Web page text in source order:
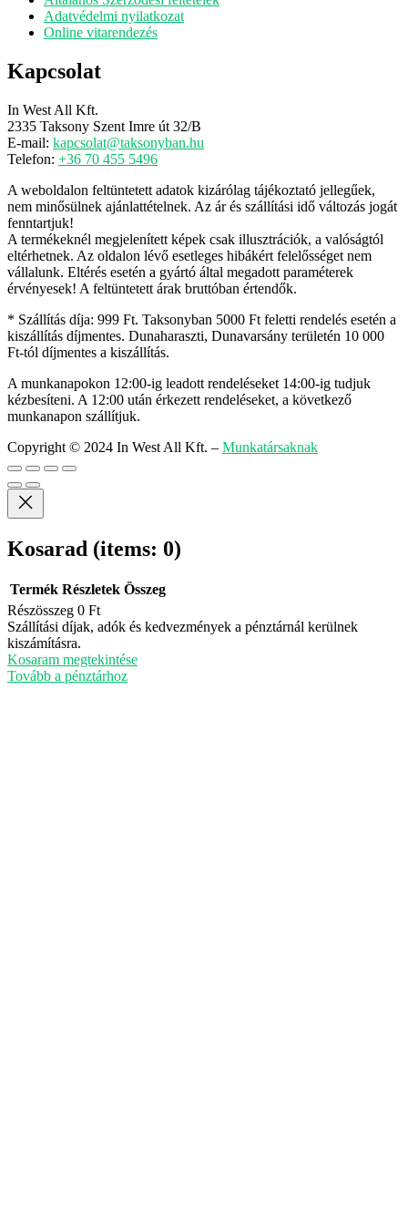
Adatvédelmi nyilatkozat
Online vitarendezés
Kapcsolat
In West All Kft.
2335 Taksony Szent Imre út 32/B
E-mail: kapcsolat@taksonyban.hu
Telefon: +36 70 455 5496
A weboldalon feltüntetett adatok kizárólag tájékoztató jellegűek,
nem minősülnek ajánlattételnek. Az ár és szállítási idő változás jogát
fenntartjuk!
A termékeknél megjelenített képek csak illusztrációk, a valóságtól
eltérhetnek. Az oldalon lévő esetleges hibákért felelősséget nem
vállalunk. Eltérés esetén a gyártó által megadott paraméterek
érvényesek! A feltüntetett árak bruttóban értendők.
* Szállítás díja: 999 Ft. Taksonyban 5000 Ft feletti rendelés esetén a
kiszállítás díjmentes. Dunaharaszti, Dunavarsány területén 10 000
Ft-tól díjmentes a kiszállítás.
A munkanapokon 12:00-ig leadott rendeléseket 14:00-ig tudjuk
kézbesíteni. A 12:00 után érkezett rendeléseket, a következő
munkanapon szállítjuk.
Copyright © 2024 In West All Kft. – Munkatársaknak
Kosarad (items: 0)
Termékek
a
kosárban
Termék Részletek Összeg
Részösszeg 0 Ft
Szállítási díjak, adók és kedvezmények a pénztárnál kerülnek
kiszámításra.
Kosaram megtekintése
Tovább a pénztárhoz